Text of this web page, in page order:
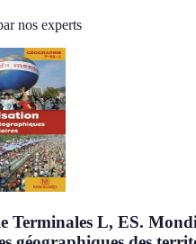
nos experts
Terminales L, ES.